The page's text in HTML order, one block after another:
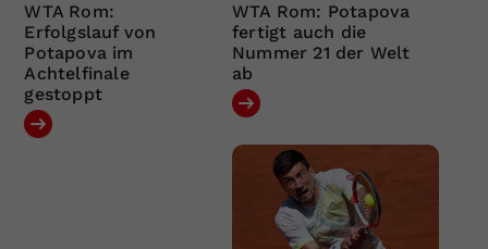
WTA Rom:
Erfolgslauf von
Potapova im
Achtelfinale
gestoppt
WTA Rom: Potapova
fertigt auch die
Nummer 21 der Welt
ab